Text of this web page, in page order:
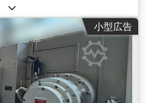
小型広告